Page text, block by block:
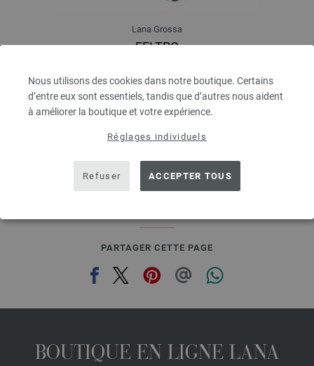
Nous utilisons des cookies dans notre boutique. Certains
d’entre eux sont essentiels, tandis que d’autres nous aident
à améliorer la boutique et votre expérience.
Réglages individuels
Refuser ACCEPTER TOUS
Lana Grossa
FELTRO
Longueur de la bobine: env. 50 m / 50 g
Épaisseur de l'aiguille: 8
2,94 €
hors TVA, frais de port en sus, Prix de base:
prev next
PARTAGER CETTE PAGE
BOUTIQUE EN LIGNE LANA